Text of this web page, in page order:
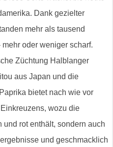
Dank gezielter
mehr als tausend
oder weniger scharf.
Züchtung Halblanger
aus Japan und die
bietet nach wie vor
wozu die
und rot enthält, sondern auch
und geschmacklich